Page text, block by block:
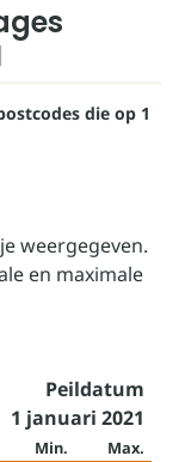
die op 1
weergegeven.
en maximale
Peildatum
1 januari 2021
Min. Max.